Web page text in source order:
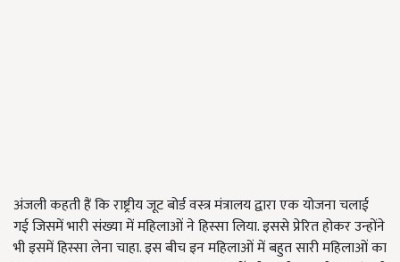
अंजली कहती हैं कि राष्ट्रीय जूट बोर्ड वस्त्र मंत्रालय द्वारा एक योजना चलाई
गई जिसमें भारी संख्या में महिलाओं ने हिस्सा लिया. इससे प्रेरित होकर उन्होंने
भी इसमें हिस्सा लेना चाहा. इस बीच इन महिलाओं में बहुत सारी महिलाओं का